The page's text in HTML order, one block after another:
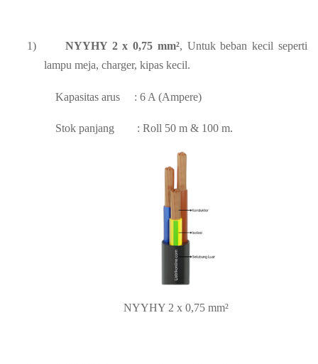
1) NYYHY 2 x 0,75 mm², Untuk beban kecil seperti
lampu meja, charger, kipas kecil.
Kapasitas arus : 6 A (Ampere)
Stok panjang : Roll 50 m & 100 m.
NYYHY 2 x 0,75 mm²